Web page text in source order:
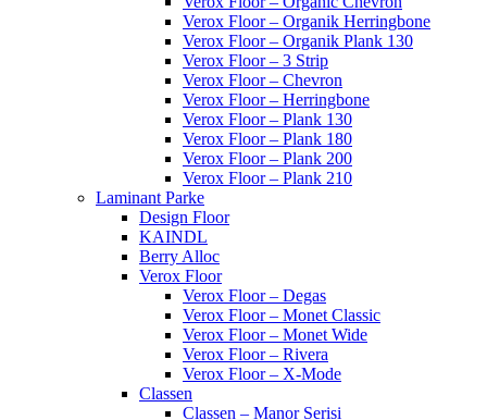
Verox Floor – Organik Herringbone
Verox Floor – Organik Plank 130
Verox Floor – 3 Strip
Verox Floor – Chevron
Verox Floor – Herringbone
Verox Floor – Plank 130
Verox Floor – Plank 180
Verox Floor – Plank 200
Verox Floor – Plank 210
Laminant Parke
Design Floor
KAINDL
Berry Alloc
Verox Floor
Verox Floor – Degas
Verox Floor – Monet Classic
Verox Floor – Monet Wide
Verox Floor – Rivera
Verox Floor – X-Mode
Classen
Classen – Manor Serisi